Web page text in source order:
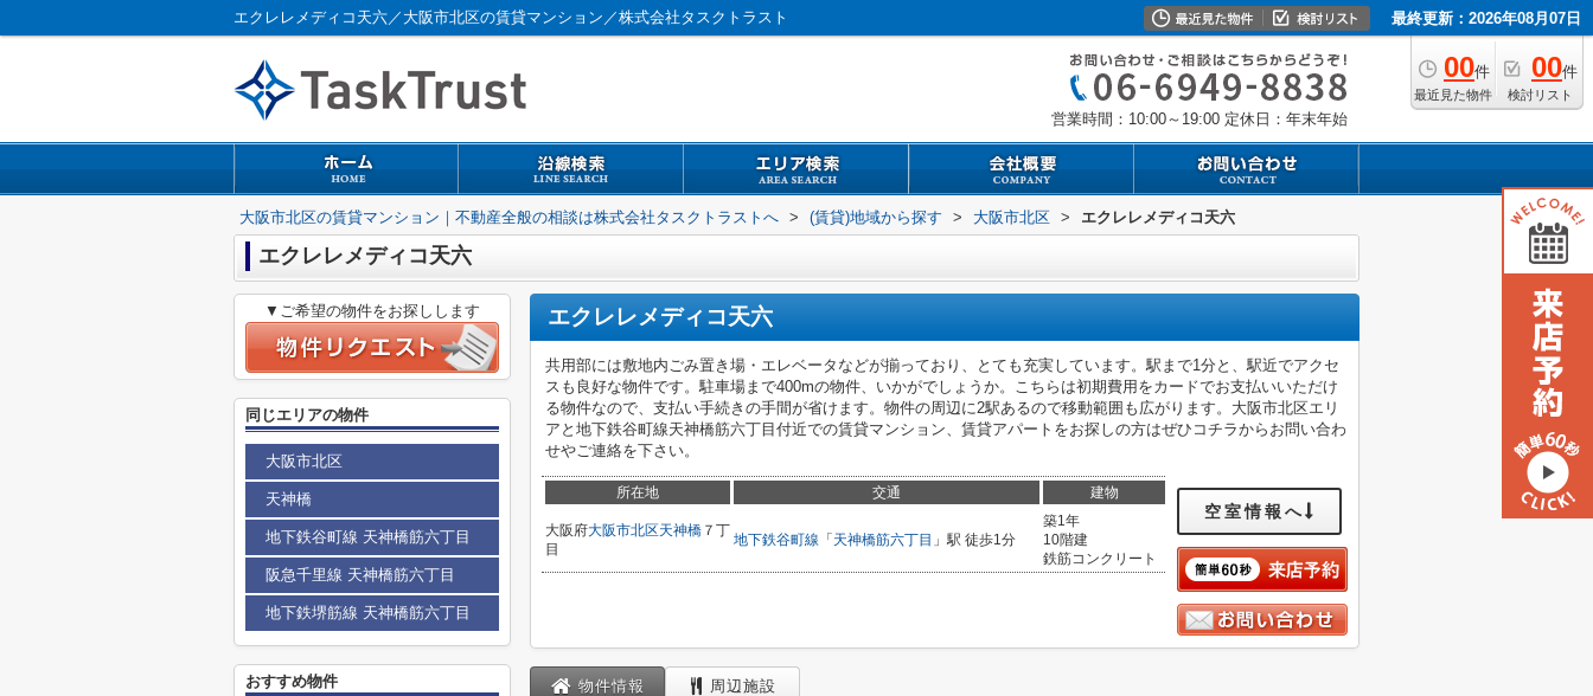
エクレレメディコ天六／大阪市北区の賃貸マンション／株式会社タスクトラスト 最終更新：2026年08月07日
00件
最近見た物件
00件
検討リスト
営業時間：10:00～19:00 定休日：年末年始
大阪市北区の賃貸マンション｜不動産全般の相談は株式会社タスクトラストへ > (賃貸)地域から探す > 大阪市北区 > エクレレメディコ天六
エクレレメディコ天六
エクレレメディコ天六
共用部には敷地内ごみ置き場・エレベータなどが揃っており、とても充実しています。駅まで1分と、駅近でアクセ
スも良好な物件です。駐車場まで400mの物件、いかがでしょうか。こちらは初期費用をカードでお支払いいただけ
る物件なので、支払い手続きの手間が省けます。物件の周辺に2駅あるので移動範囲も広がります。大阪市北区エリ
アと地下鉄谷町線天神橋筋六丁目付近での賃貸マンション、賃貸アパートをお探しの方はぜひコチラからお問い合わ
せやご連絡を下さい。
所在地 交通 建物
大阪府大阪市北区天神橋 ７丁
目
地下鉄谷町線 「 天神橋筋六丁目 」駅 徒歩1分
築1年
10階建
鉄筋コンクリート
空室情報へ
物件情報 周辺施設
▼ご希望の物件をお探しします
同じエリアの物件
大阪市北区
天神橋
地下鉄谷町線 天神橋筋六丁目
阪急千里線 天神橋筋六丁目
地下鉄堺筋線 天神橋筋六丁目
おすすめ物件